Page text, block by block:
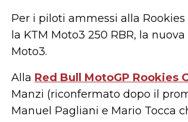
Per i piloti ammessi alla
la KTM Moto3 250 RBR, la
Moto3.
Alla Red Bull MotoGP Rookies
Manzi (riconfermato dopo il
Manuel Pagliani e Mario Tocca